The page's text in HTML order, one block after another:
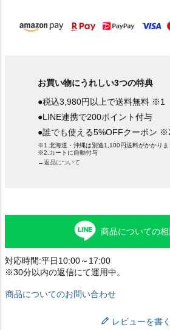
お買い物にうれしい3つの特典
●税込3,980円以上で送料無料 ※1
●LINE連携で200ポイント付与
●誰でも使える5%OFFクーポン
※1.北海道・沖縄は別途1,100円送料がかかりま
※2.カートに自動付与
→返品について
商品についての
対応時間:平日10:00～17:00
※30分以内の返信にて運用中。
商品についてのお問い合わせ
レビューを書く